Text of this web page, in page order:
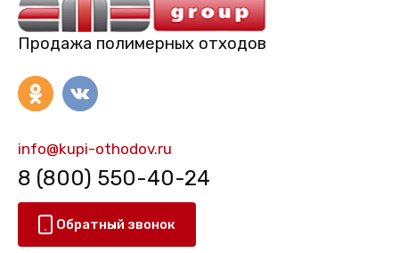
Продажа полимерных отходов
info@kupi-othodov.ru
8 (800) 550-40-24
Обратный звонок